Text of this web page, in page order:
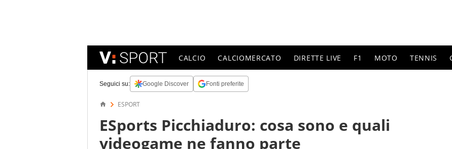
CALCIO CALCIOMERCATO DIRETTE LIVE F1 MOTO TENNIS
Seguici su: Google Discover Fonti preferite
ESPORT
ESports Picchiaduro: cosa sono e quali
videogame ne fanno parte